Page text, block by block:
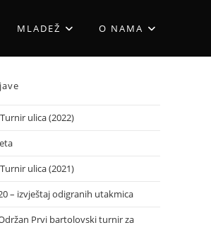
MLADEŽ O NAMA
ulica (2022)
ulica (2021)
– izvještaj odigranih utakmica
Prvi bartolovski turnir za